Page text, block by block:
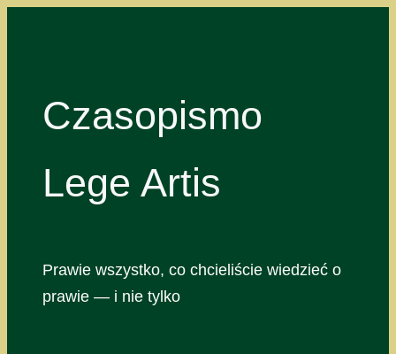
Czasopismo
Lege Artis
Prawie wszystko, co chcieliście wiedzieć o
prawie — i nie tylko